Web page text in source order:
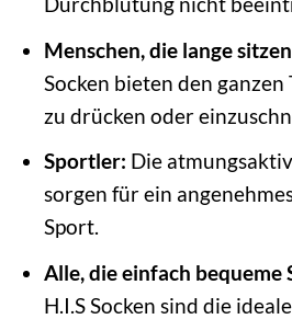
Menschen, die lange
Socken bieten den
zu drücken oder
Sportler: Die
sorgen für ein
Sport.
Alle, die einfach bequeme
H.I.S Socken sind die